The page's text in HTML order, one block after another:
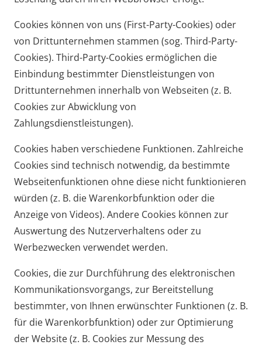
Cookies können von uns (First-Party-Cookies) oder
von Drittunternehmen stammen (sog. Third-Party-
Cookies). Third-Party-Cookies ermöglichen die
Einbindung bestimmter Dienstleistungen von
Drittunternehmen innerhalb von Webseiten (z. B.
Cookies zur Abwicklung von
Zahlungsdienstleistungen).
Cookies haben verschiedene Funktionen. Zahlreiche
Cookies sind technisch notwendig, da bestimmte
Webseitenfunktionen ohne diese nicht funktionieren
würden (z. B. die Warenkorbfunktion oder die
Anzeige von Videos). Andere Cookies können zur
Auswertung des Nutzerverhaltens oder zu
Werbezwecken verwendet werden.
Cookies, die zur Durchführung des elektronischen
Kommunikationsvorgangs, zur Bereitstellung
bestimmter, von Ihnen erwünschter Funktionen (z. B.
für die Warenkorbfunktion) oder zur Optimierung
der Website (z. B. Cookies zur Messung des